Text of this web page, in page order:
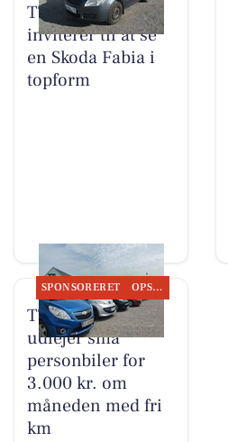
TT CARS ApS
inviterer til at se
en Skoda Fabia i
topform
SPONSORERET OPSLAGSTAVLEN
TT CARS ApS
udlejer små
personbiler for
3.000 kr. om
måneden med fri
km